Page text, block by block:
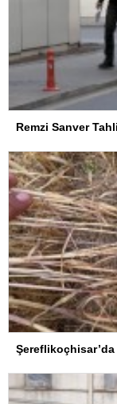
Remzi Sanver